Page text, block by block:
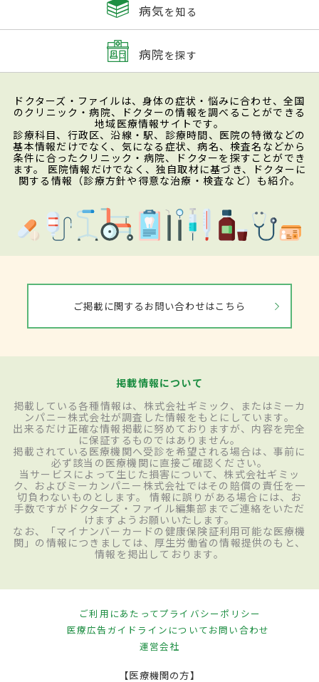
病気を知る
病院を探す
ドクターズ・ファイルは、身体の症状・悩みに合わせ、全国
のクリニック・病院、ドクターの情報を調べることができる
地域医療情報サイトです。
診療科目、行政区、沿線・駅、診療時間、医院の特徴などの
基本情報だけでなく、気になる症状、病名、検査名などから
条件に合ったクリニック・病院、ドクターを探すことができ
ます。 医院情報だけでなく、独自取材に基づき、ドクターに
関する情報（診療方針や得意な治療・検査など）も紹介。
ご掲載に関するお問い合わせはこちら
掲載情報について
掲載している各種情報は、株式会社ギミック、またはミーカ
ンパニー株式会社が調査した情報をもとにしています。
出来るだけ正確な情報掲載に努めておりますが、内容を完全
に保証するものではありません。
掲載されている医療機関へ受診を希望される場合は、事前に
必ず該当の医療機関に直接ご確認ください。
当サービスによって生じた損害について、株式会社ギミッ
ク、およびミーカンパニー株式会社ではその賠償の責任を一
切負わないものとします。 情報に誤りがある場合には、お
手数ですがドクターズ・ファイル編集部までご連絡をいただ
けますようお願いいたします。
なお、「マイナンバーカードの健康保険証利用可能な医療機
関」の情報につきましては、厚生労働省の情報提供のもと、
情報を掲出しております。
ご利用にあたってプライバシーポリシー
医療広告ガイドラインについてお問い合わせ
運営会社
【医療機関の方】